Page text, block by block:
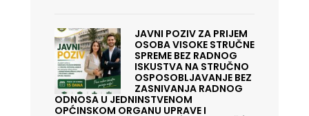
JAVNI POZIV ZA PRIJEM
OSOBA VISOKE STRUČNE
SPREME BEZ RADNOG
ISKUSTVA NA STRUČNO
OSPOSOBLJAVANJE BEZ
ZASNIVANJA RADNOG
ODNOSA U JEDNINSTVENOM
OPĆINSKOM ORGANU UPRAVE I